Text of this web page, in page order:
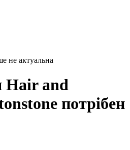
не актуальна
Hair and
потрібен